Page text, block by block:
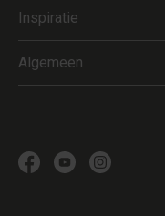
Inspiratie
Algemeen